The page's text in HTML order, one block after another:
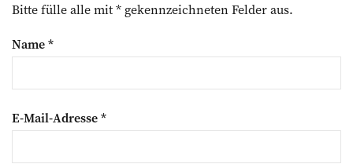
Bitte fülle alle mit * gekennzeichneten Felder aus.
Name*
E-Mail-Adresse*